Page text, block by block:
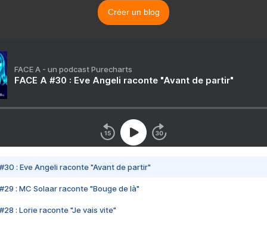
Créer un blog
FACE A - un podcast Purecharts
FACE A #30 : Eve Angeli raconte "Avant de partir"
#30 : Eve Angeli raconte "Avant de partir"
#29 : MC Solaar raconte "Bouge de là"
#28 : Lorie raconte "Je vais vite"